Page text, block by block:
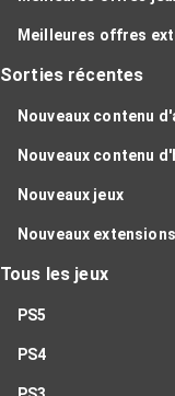
Meilleures offres
Sorties récentes
Nouveaux contenu
Nouveaux contenu
Nouveaux jeux
Nouveaux extensions
Tous les jeux
PS5
PS4